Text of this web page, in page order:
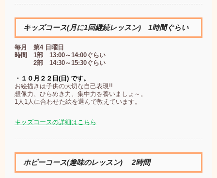
キッズコース(月に1回継続レッスン) 1時間ぐらい
毎月 第4 日曜日
時間 1部 13:00～14:00ぐらい
2部 14:30～15:30ぐらい
・１０月２２日(日) です。
お絵描きは子供の大切な自己表現!!
想像力、ひらめき力、集中力を養いましょ～。
1人1人に合わせた絵を選んで教えています。
キッズコースの詳細はこちら
ホビーコース(趣味のレッスン) 2時間